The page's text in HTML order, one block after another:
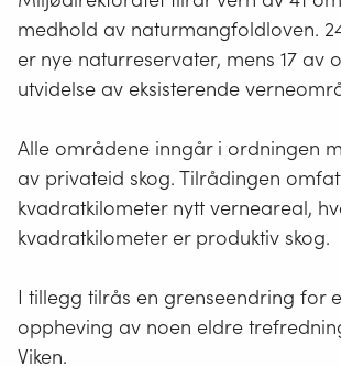
medhold av naturmangfoldloven.
er nye naturreservater, mens 17 av
utvidelse av eksisterende
Alle områdene inngår i ordningen
av privateid skog. Tilrådingen
kvadratkilometer nytt verneareal,
kvadratkilometer er produktiv skog.
I tillegg tilrås en grenseendring for
oppheving av noen eldre
Viken.